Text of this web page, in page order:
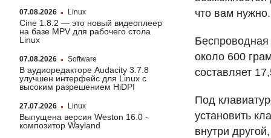
07.08.2026 Linux
Cine 1.8.2 — это новый видеоплеер
на базе MPV для рабочего стола
Linux
07.08.2026 Software
В аудиоредакторе Audacity 3.7.8
улучшен интерфейс для Linux с
высоким разрешением HiDPI
27.07.2026 Linux
Выпущена версия Weston 16.0 -
композитор Wayland
что вам нужно.
Беспроводная
около 600
составляет
Под
установить
внутри